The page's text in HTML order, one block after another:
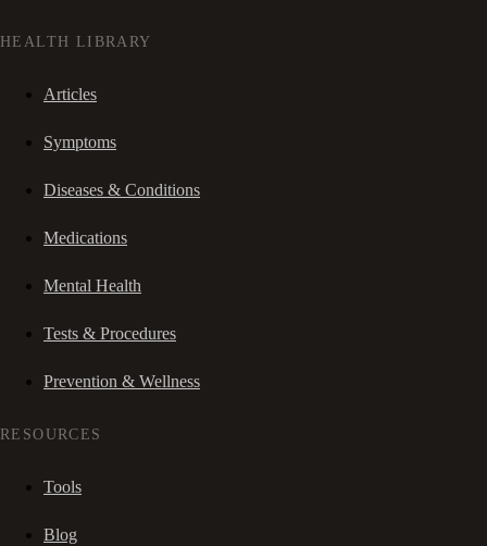
HEALTH LIBRARY
Articles
Symptoms
Diseases & Conditions
Medications
Mental Health
Tests & Procedures
Prevention & Wellness
RESOURCES
Tools
Blog